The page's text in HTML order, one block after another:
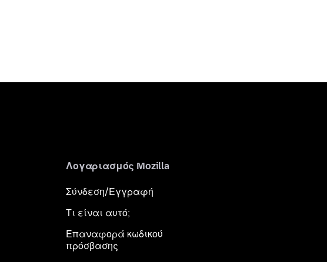
Λογαριασμός Mozilla
Σύνδεση/Εγγραφή
Τι είναι αυτό;
Επαναφορά κωδικού
πρόσβασης